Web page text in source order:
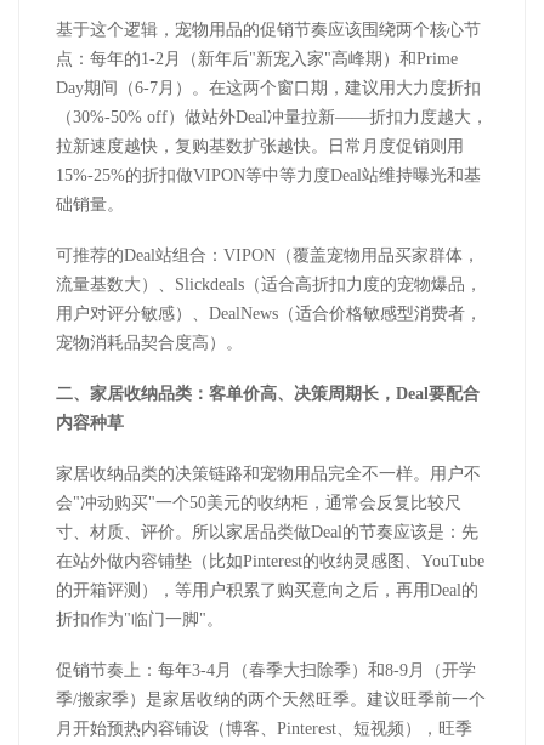
基于这个逻辑，宠物用品的促销节奏应该围绕两个核心节
点：每年的1-2 月（新年后"新宠入家"高峰期）和Prime
Day期间（6-7 月）。在这两个窗口期，建议用大力度折扣
（30%-50% off）做站外Deal冲量拉新——折扣力度越大，
拉新速度越快，复购基数扩张越快。日常月度促销则用
15%-25%的折扣做VIPON等中等力度Deal站维持曝光和基
础销量。
可推荐的Deal站组合： VIPON （覆盖宠物用品买家群体，
流量基数大）、 Slickdeals （适合高折扣力度的宠物爆品，
用户对评分敏感）、 DealNews （适合价格敏感型消费者，
宠物消耗品契合度高）。
二、家居收纳品类：客单价高、决策周期长， Deal 要配合
内容种草
家居收纳品类的决策链路和宠物用品完全不一样。用户不
会"冲动购买"一个50美元的收纳柜，通常会反复比较尺
寸、材质、评价。所以家居品类做Deal 的节奏应该是：先
在站外做内容铺垫（比如Pinterest的收纳灵感图、 YouTube
的开箱评测），等用户积累了购买意向之后，再用Deal 的
折扣作为"临门一脚" 。
促销节奏上：每年3-4 月（春季大扫除季）和8-9 月（开学
季/搬家季）是家居收纳的两个天然旺季。建议旺季前一个
月开始预热内容铺设（博客、 Pinterest 、短视频），旺季